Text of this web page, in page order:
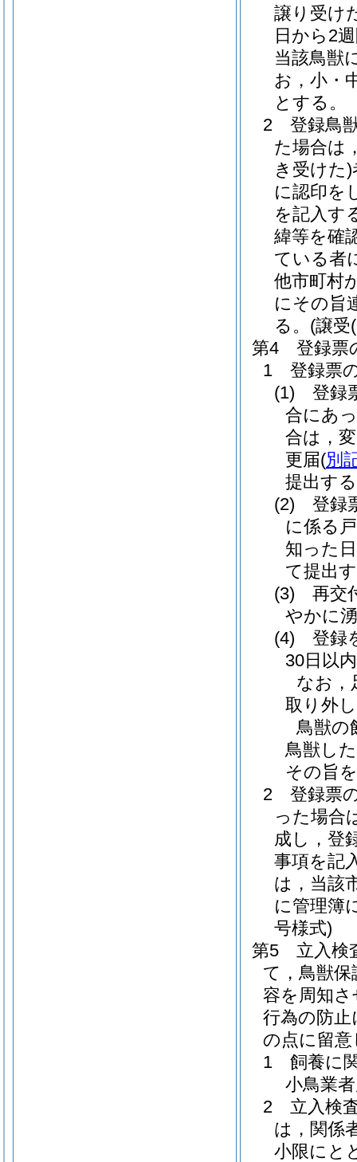
譲り受け
日から2
当該鳥獣
お，小・
とする。
2 登録鳥
た場合は
き受けた)
に認印を
を記入す
緯等を確
ている者
他市町村
にその旨
る。 (譲受
第4 登録票
1 登録票
(1) 登録
合にあ
合は，
更届(別
提出す
(2) 登録
に係る
知った
て提出
(3) 再交
やかに
(4) 登録
30日以
なお，
取り外
鳥獣の
鳥獣し
その旨
2 登録票
った場合
成し，登
事項を記
は，当該
に管理簿
号様式)
第5 立入検
て，鳥獣
容を周知
行為の防
の点に留
1 飼養に
小鳥業
2 立入検
は，関係
小限にと